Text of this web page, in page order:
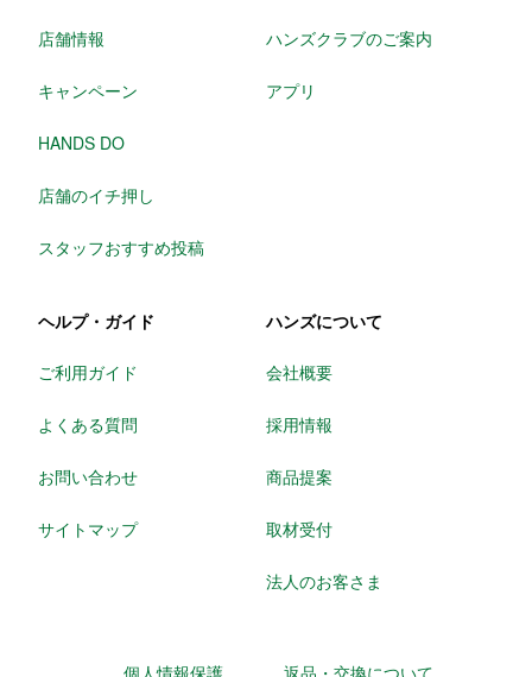
店舗情報
キャンペーン
HANDS DO
店舗のイチ押し
スタッフおすすめ投稿
ハンズクラブのご案内
アプリ
ヘルプ・ガイド
ご利用ガイド
よくある質問
お問い合わせ
サイトマップ
ハンズについて
会社概要
採用情報
商品提案
取材受付
法人のお客さま
個人情報保護 返品・交換について